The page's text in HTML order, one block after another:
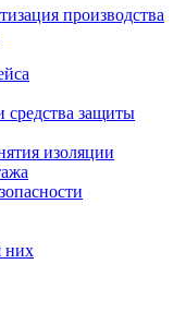
производства
защиты
изоляции
них